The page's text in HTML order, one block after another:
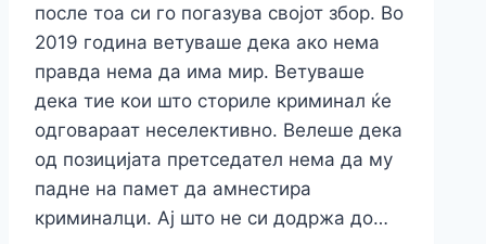
после тоа си го погазува својот збор. Во
2019 година ветуваше дека ако нема
правда нема да има мир. Ветуваше
дека тие кои што сториле криминал ќе
одговараат неселективно. Велеше дека
од позицијата претседател нема да му
падне на памет да амнестира
криминалци. Ај што не си додржа до…